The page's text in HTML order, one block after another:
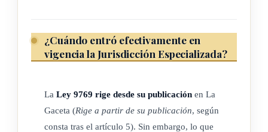
necesario, según los estudios técnicos respectivos.
Quienes se desempeñen en la Jurisdicción Especializada de
de la jurisdicción ordinaria, cuando los requerimientos
institucionales así lo determinen.
¿Cuándo entró efectivamente en
vigencia la Jurisdicción Especializada?
La Ley 9769 rige desde su publicación en La
Gaceta (Rige a partir de su publicación, según
consta tras el artículo 5). Sin embargo, lo que